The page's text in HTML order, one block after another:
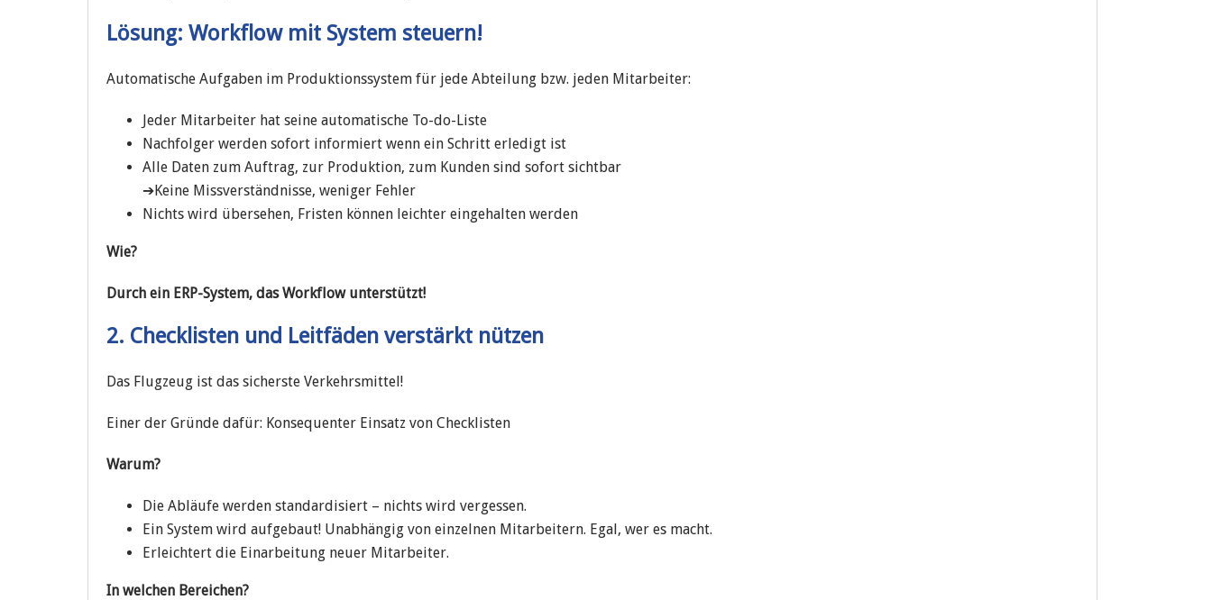
Lösung: Workflow mit System steuern!
Automatische Aufgaben im Produktionssystem für jede Abteilung bzw. jeden Mitarbeiter:
Jeder Mitarbeiter hat seine automatische To-do-Liste
Nachfolger werden sofort informiert wenn ein Schritt erledigt ist
Alle Daten zum Auftrag, zur Produktion, zum Kunden sind sofort sichtbar
➔Keine Missverständnisse, weniger Fehler
Nichts wird übersehen, Fristen können leichter eingehalten werden
Wie?
Durch ein ERP-System, das Workflow unterstützt!
2. Checklisten und Leitfäden verstärkt nützen
Das Flugzeug ist das sicherste Verkehrsmittel!
Einer der Gründe dafür: Konsequenter Einsatz von Checklisten
Warum?
Die Abläufe werden standardisiert – nichts wird vergessen.
Ein System wird aufgebaut! Unabhängig von einzelnen Mitarbeitern. Egal, wer es macht.
Erleichtert die Einarbeitung neuer Mitarbeiter.
In welchen Bereichen?